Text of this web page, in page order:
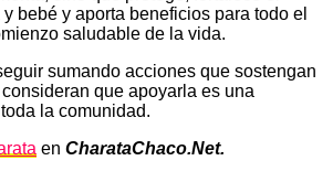
bebé y aporta beneficios para todo el
saludable de la vida.
sumando acciones que sostengan
que apoyarla es una
la comunidad.
en CharataChaco.Net.